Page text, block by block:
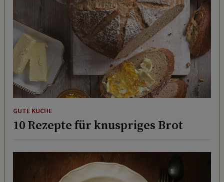
GUTE KÜCHE
10 Rezepte für knuspriges Brot